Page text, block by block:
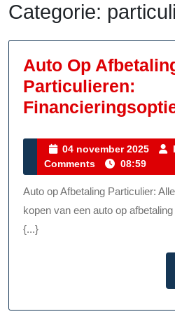
Categorie:
Auto Op
Particulieren:
04 november 2025
04
2025
Comments
08:59
Auto op Afbetaling Particulier: Alles wat je moet weten Het
kopen van een auto op
{...}